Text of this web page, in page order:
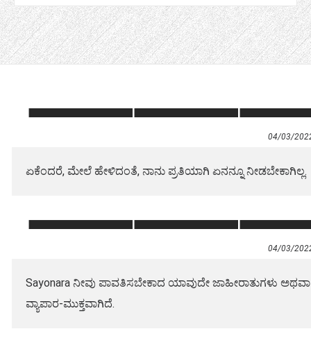
04/03/
ಏಕೆಂದರೆ, ಮೇಲೆ ಹೇಳಿದಂತೆ, ನಾನು ಪ್ರತಿಯಾಗಿ ಏನನ್ನೂ ನೀಡಬೇಕಾಗಿಲ್ಲ.
04/03/
Sayonara ನೀವು ಪಾವತಿಸಬೇಕಾದ ಯಾವುದೇ ಜಾಹೀರಾತುಗಳು
ವ್ಯಾಪಾರ-ಮುಕ್ತವಾಗಿದೆ.